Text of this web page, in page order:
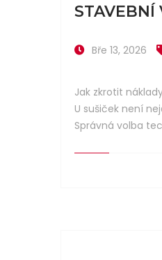
Bře 13, 2026
Jak zkrotit
U sušiček není
Správná volba